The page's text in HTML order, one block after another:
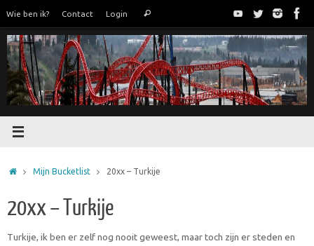
de
inhoud
Wie ben ik? Contact Login Zoeken
HomeMijn Bucketlist 20xx – Turkije
20xx – Turkije
Turkije, ik ben er zelf nog nooit geweest, maar toch zijn er steden en